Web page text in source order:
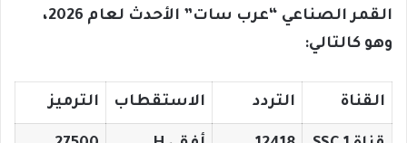
القمر الصناعي “عرب سات” الأحدث لعام 2026،
وهو كالتالي:
القناة التردد الاستقطاب الترميز